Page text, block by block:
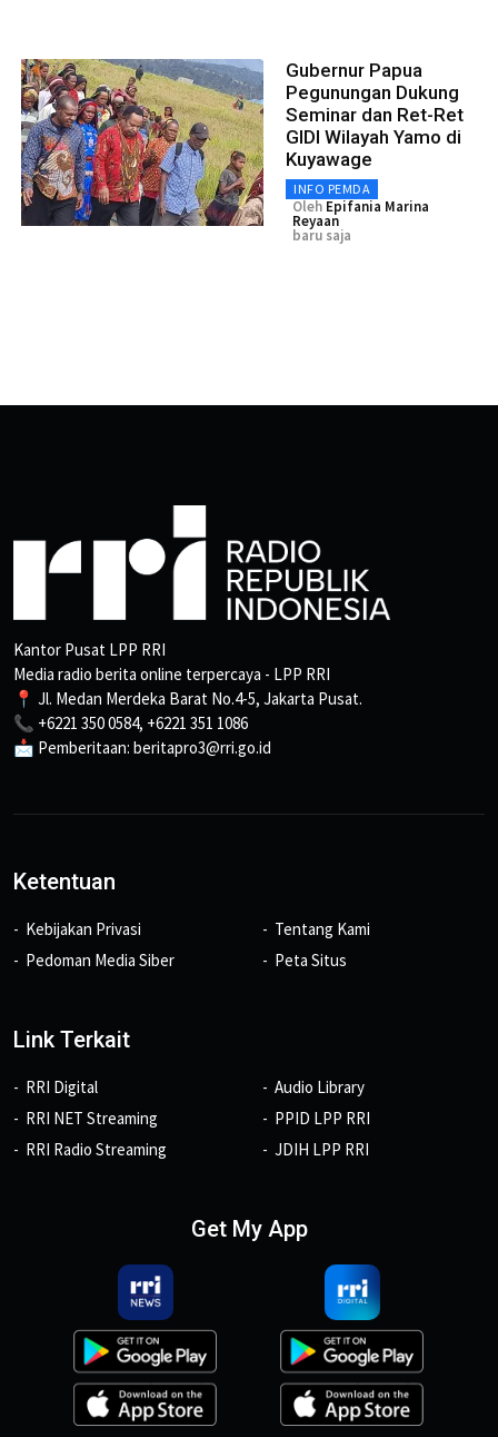
Gubernur Papua
Pegunungan Dukung
Seminar dan Ret-Ret
GIDI Wilayah Yamo di
Kuyawage
INFO PEMDA
Oleh Epifania Marina
Reyaan
baru saja
Kantor Pusat LPP RRI
Media radio berita online terpercaya - LPP RRI
📍 Jl. Medan Merdeka Barat No.4-5, Jakarta Pusat.
📞 +6221 350 0584, +6221 351 1086
📩 Pemberitaan: beritapro3@rri.go.id
Ketentuan
Kebijakan Privasi
Pedoman Media Siber
Tentang Kami
Peta Situs
Link Terkait
RRI Digital
RRI NET Streaming
RRI Radio Streaming
Audio Library
PPID LPP RRI
JDIH LPP RRI
Get My App